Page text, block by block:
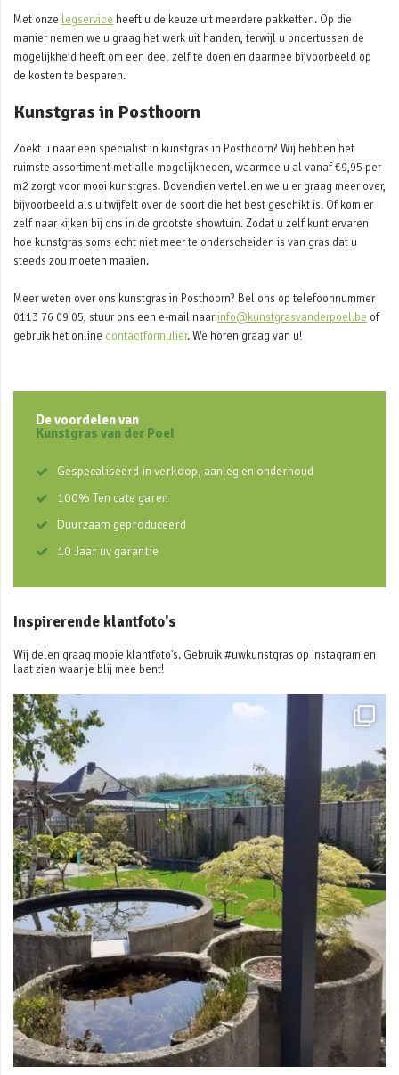
Met onze legservice heeft u de keuze uit meerdere pakketten. Op die
manier nemen we u graag het werk uit handen, terwijl u ondertussen de
mogelijkheid heeft om een deel zelf te doen en daarmee bijvoorbeeld op
de kosten te besparen.
Kunstgras in Posthoorn
Zoekt u naar een specialist in kunstgras in Posthoorn? Wij hebben het
ruimste assortiment met alle mogelijkheden, waarmee u al vanaf €9,95 per
m2 zorgt voor mooi kunstgras. Bovendien vertellen we u er graag meer over,
bijvoorbeeld als u twijfelt over de soort die het best geschikt is. Of kom er
zelf naar kijken bij ons in de grootste showtuin. Zodat u zelf kunt ervaren
hoe kunstgras soms echt niet meer te onderscheiden is van gras dat u
steeds zou moeten maaien.
Meer weten over ons kunstgras in Posthoorn? Bel ons op telefoonnummer
0113 76 09 05, stuur ons een e-mail naarinfo@kunstgrasvanderpoel.be of
gebruik het online contactformulier. We horen graag van u!
De voordelen van
Kunstgras van der Poel
Gespecaliseerd in verkoop, aanleg en onderhoud
100% Ten cate garen
Duurzaam geproduceerd
10 Jaar uv garantie
Inspirerende klantfoto's
Wij delen graag mooie klantfoto's. Gebruik #uwkunstgras op Instagram en
laat zien waar je blij mee bent!
Mei 3